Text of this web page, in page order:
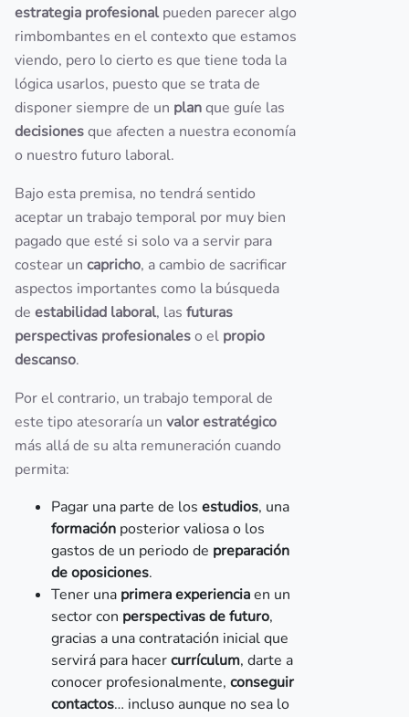
estrategia profesionalpueden parecer algo
rimbombantes en el contexto que estamos
viendo, pero lo cierto es que tiene toda la
lógica usarlos, puesto que se trata de
disponer siempre de un planque guíe las
decisionesque afecten a nuestra economía
o nuestro futuro laboral.
Bajo esta premisa, no tendrá sentido
aceptar un trabajo temporal por muy bien
pagado que esté si solo va a servir para
costear un capricho, a cambio de sacrificar
aspectos importantes como la búsqueda
de estabilidad laboral, las futuras
perspectivas profesionaleso el propio
descanso.
Por el contrario, un trabajo temporal de
este tipo atesoraría un valor estratégico
más allá de su alta remuneración cuando
permita:
Pagar una parte de los estudios, una
formación posterior valiosa o los
gastos de un periodo de preparación
de oposiciones.
Tener una primera experienciaen un
sector con perspectivas de futuro,
gracias a una contratación inicial que
servirá para hacercurrículum, darte a
conocer profesionalmente, conseguir
contactos… incluso aunque no sea lo